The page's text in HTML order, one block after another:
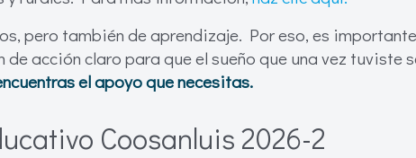
pero también de aprendizaje. Por eso, es
acción claro para que el sueño que una vez tuviste
el apoyo que necesitas.
Coosanluis 2026-2